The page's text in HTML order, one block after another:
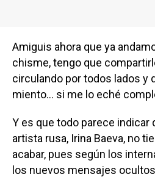
Amiguis ahora que ya
chisme, tengo que
circulando por todos lados y
miento... si me lo eché
Y es que todo parece indicar
artista rusa, Irina Baeva, no
acabar, pues según los
los nuevos mensajes